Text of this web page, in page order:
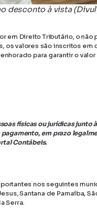
desconto à vista
em Direito Tributário, o
os valores são inscritos
para garantir o
físicas ou jurídicas junto
em prazo
Contábeis.
nos seguintes
Santana de Parnaíba,
Serra.